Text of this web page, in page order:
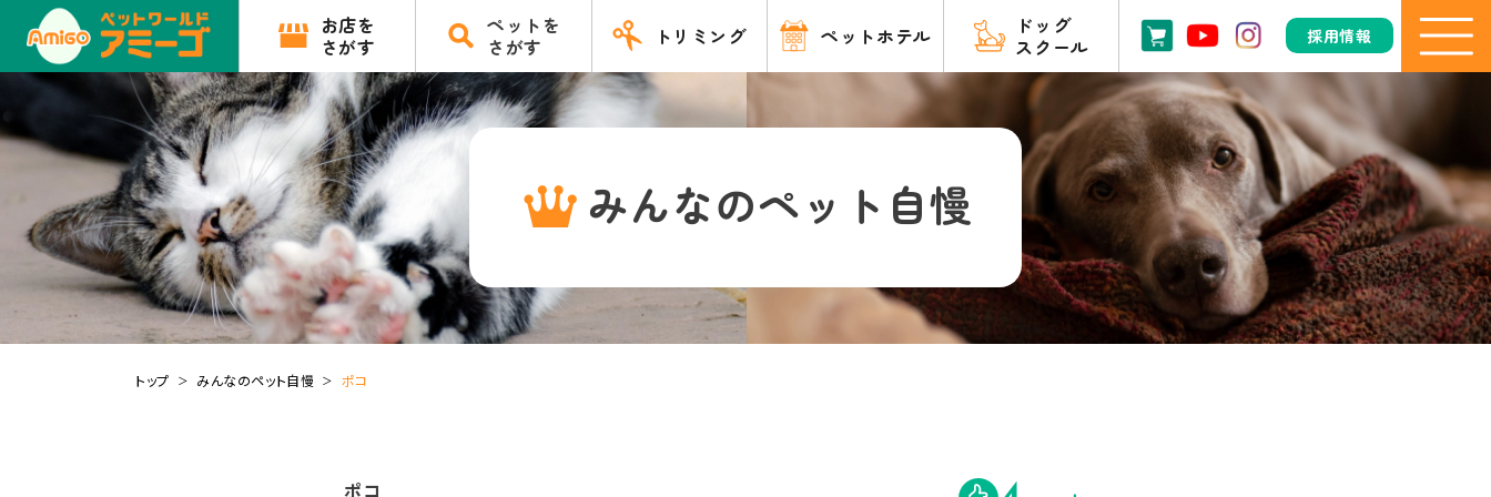
お店を
さがす
ペットを
さがす
トリミング ペットホテル
ドッグ
スクール
採用情報
みんなのペット自慢
トップ みんなのペット自慢 ポコ
ポコ